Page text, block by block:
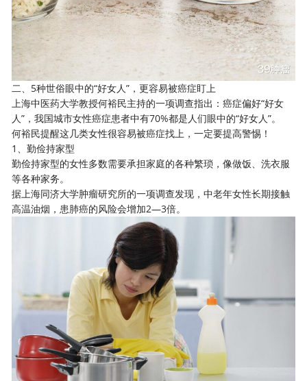
二、5种世俗眼中的“好女人”，更容易被癌症盯上
上海中医药大学教授何裕民主持的一项调查指出：癌症偏好“好女
人”，我国城市女性癌症患者中有70%都是人们眼中的“好女人”。
何裕民提醒这几类女性很容易被癌症找上，一定要提高警惕！
1、勤俭持家型
勤俭持家型的女性多数需要承担家庭的各种繁琐，像做饭、洗衣服
等各种家务。
据上海同济大学肿瘤研究所的一项调查发现，中老年女性长期接触
高温油烟，患肺癌的风险会增加2—3倍。